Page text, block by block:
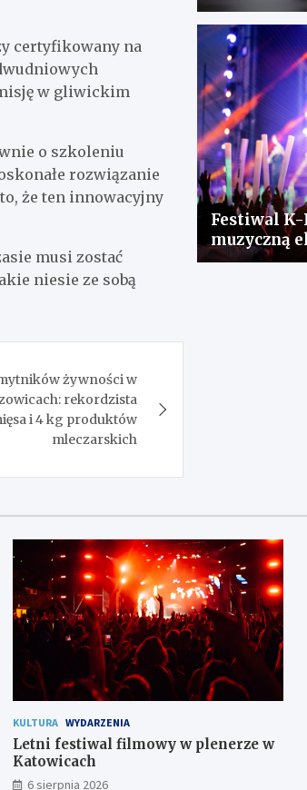
certyfikowany na
w gliwickim
o szkoleniu
rozwiązanie
że ten innowacyjny
musi zostać
niesie ze sobą
żywności w
rekordzista
i 4 kg produktów
mleczarskich
Festiwal K-
muzyczną
KULTURA WYDARZENIA
Letni festiwal filmowy w plenerze w
Katowicach
6 sierpnia 2026